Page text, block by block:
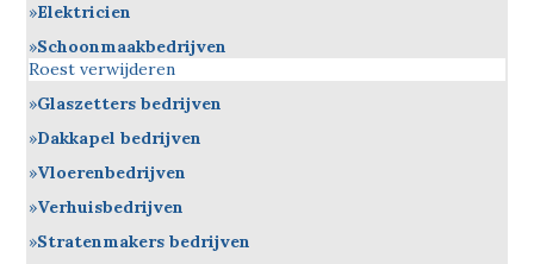
Elektricien
Schoonmaakbedrijven
Roest verwijderen
Glaszetters bedrijven
Dakkapel bedrijven
Vloerenbedrijven
Verhuisbedrijven
Stratenmakers bedrijven